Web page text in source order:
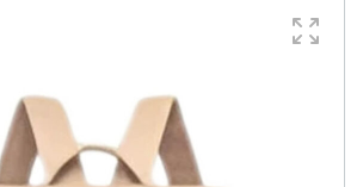
Сумки деловые
Сумки поясные